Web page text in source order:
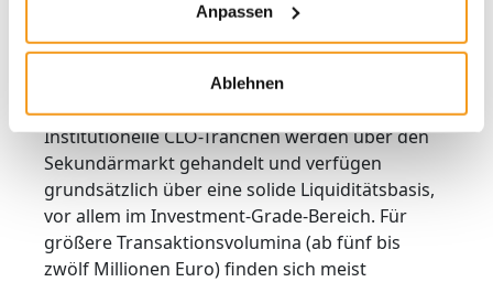
Anpassen
Ablehnen
Liquidität: CLOs sind
grundsätzlich liquide – aber …
Es gibt Einschränkungen, vor allem bei Stress.
Institutionelle CLO-Tranchen werden über den
Sekundärmarkt gehandelt und verfügen
grundsätzlich über eine solide Liquiditätsbasis,
vor allem im Investment-Grade-Bereich. Für
größere Transaktionsvolumina (ab fünf bis
zwölf Millionen Euro) finden sich meist